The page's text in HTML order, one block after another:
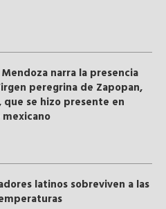
narra la presencia
peregrina de Zapopan,
que se hizo presente en
latinos sobreviven a las